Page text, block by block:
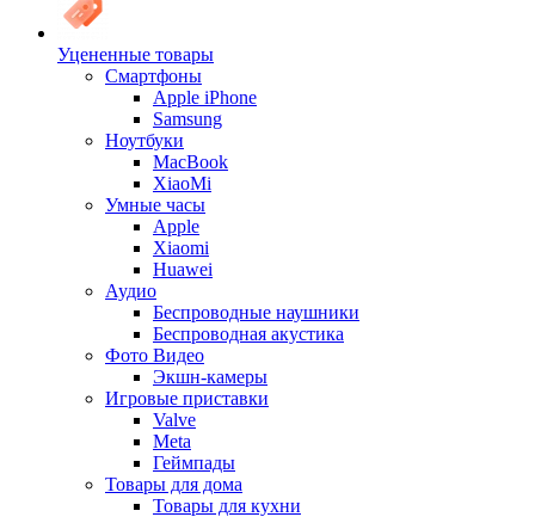
Уцененные товары
Cмартфоны
Apple iPhone
Samsung
Ноутбуки
MacBook
XiaoMi
Умные часы
Apple
Xiaomi
Huawei
Аудио
Беспроводные наушники
Беспроводная акустика
Фото Видео
Экшн-камеры
Игровые приставки
Valve
Meta
Геймпады
Товары для дома
Товары для кухни